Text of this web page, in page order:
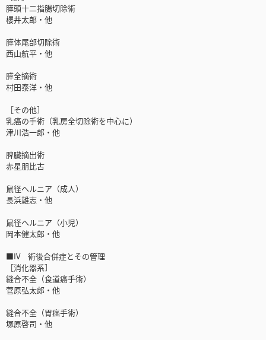
膵頭十二指腸切除術
櫻井太郎・他
膵体尾部切除術
西山航平・他
膵全摘術
村田泰洋・他
［その他］
乳癌の手術（乳房全切除術を中心に）
津川浩一郎・他
脾臓摘出術
赤星朋比古
鼠径ヘルニア（成人）
長浜雄志・他
鼠径ヘルニア（小児）
岡本健太郎・他
■IV 術後合併症とその管理
［消化器系］
縫合不全（食道癌手術）
菅原弘太郎・他
縫合不全（胃癌手術）
塚原啓司・他